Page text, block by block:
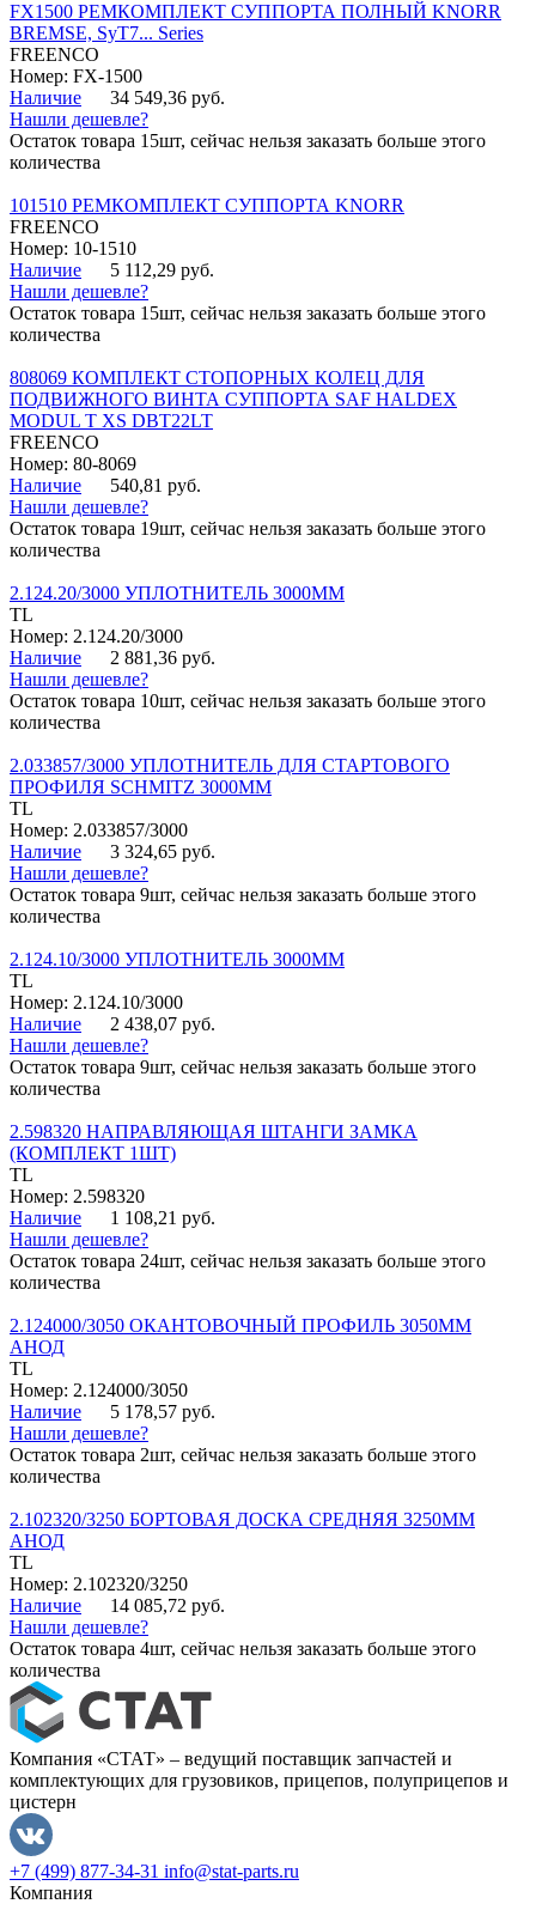
FX1500 РЕМКОМПЛЕКТ СУППОРТА ПОЛНЫЙ KNORR
BREMSE, SyT7... Series
FREENCO
Номер: FX-1500
Наличие
34 549,36 руб.
Нашли дешевле?
Остаток товара 15шт, сейчас нельзя заказать больше этого
количества
101510 РЕМКОМПЛЕКТ СУППОРТА KNORR
FREENCO
Номер: 10-1510
Наличие
5 112,29 руб.
Нашли дешевле?
Остаток товара 15шт, сейчас нельзя заказать больше этого
количества
808069 КОМПЛЕКТ СТОПОРНЫХ КОЛЕЦ ДЛЯ
ПОДВИЖНОГО ВИНТА СУППОРТА SAF HALDEX
MODUL T XS DBT22LT
FREENCO
Номер: 80-8069
Наличие
540,81 руб.
Нашли дешевле?
Остаток товара 19шт, сейчас нельзя заказать больше этого
количества
2.124.20/3000 УПЛОТНИТЕЛЬ 3000ММ
TL
Номер: 2.124.20/3000
Наличие
2 881,36 руб.
Нашли дешевле?
Остаток товара 10шт, сейчас нельзя заказать больше этого
количества
2.033857/3000 УПЛОТНИТЕЛЬ ДЛЯ СТАРТОВОГО
ПРОФИЛЯ SCHMITZ 3000ММ
TL
Номер: 2.033857/3000
Наличие
3 324,65 руб.
Нашли дешевле?
Остаток товара 9шт, сейчас нельзя заказать больше этого
количества
2.124.10/3000 УПЛОТНИТЕЛЬ 3000ММ
TL
Номер: 2.124.10/3000
Наличие
2 438,07 руб.
Нашли дешевле?
Остаток товара 9шт, сейчас нельзя заказать больше этого
количества
2.598320 НАПРАВЛЯЮЩАЯ ШТАНГИ ЗАМКА
(КОМПЛЕКТ 1ШТ)
TL
Номер: 2.598320
Наличие
1 108,21 руб.
Нашли дешевле?
Остаток товара 24шт, сейчас нельзя заказать больше этого
количества
2.124000/3050 ОКАНТОВОЧНЫЙ ПРОФИЛЬ 3050ММ
АНОД
TL
Номер: 2.124000/3050
Наличие
5 178,57 руб.
Нашли дешевле?
Остаток товара 2шт, сейчас нельзя заказать больше этого
количества
2.102320/3250 БОРТОВАЯ ДОСКА СРЕДНЯЯ 3250ММ
АНОД
TL
Номер: 2.102320/3250
Наличие
14 085,72 руб.
Нашли дешевле?
Остаток товара 4шт, сейчас нельзя заказать больше этого
количества
Компания «СТАТ» – ведущий поставщик запчастей и
комплектующих для грузовиков, прицепов, полуприцепов и
цистерн
+7 (499) 877-34-31 info@stat-parts.ru
Компания